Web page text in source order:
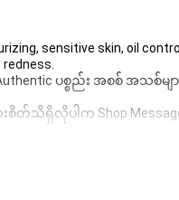
sensitive skin, oil
ပစ္စည်း အစစ် အသစ်မျာ
တ်သိရှိလိုပါက Shop Message
ဖြစ်ပြီး ၂ ပတ်ကနေ ၄ပတ် ကြာ